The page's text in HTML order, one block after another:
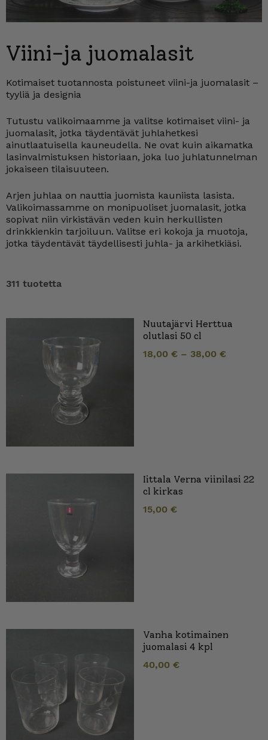
Viini-ja juomalasit
Kotimaiset tuotannosta poistuneet viini-ja juomalasit –
tyyliä ja designia
Tutustu valikoimaamme ja valitse kotimaiset viini- ja
juomalasit, jotka täydentävät juhlahetkesi
ainutlaatuisella kauneudella. Ne ovat kuin aikamatka
lasinvalmistuksen historiaan, joka luo juhlatunnelman
jokaiseen tilaisuuteen.
Arjen juhlaa on nauttia juomista kauniista lasista.
Valikoimassamme on monipuoliset juomalasit, jotka
sopivat niin virkistävän veden kuin herkullisten
drinkkienkin tarjoiluun. Valitse eri kokoja ja muotoja,
jotka täydentävät täydellisesti juhla- ja arkihetkiäsi.
311 tuotetta
Nuutajärvi Herttua
olutlasi 50 cl
18,00 € – 38,00 €
Iittala Verna viinilasi 22
cl kirkas
15,00 €
Vanha kotimainen
juomalasi 4 kpl
40,00 €